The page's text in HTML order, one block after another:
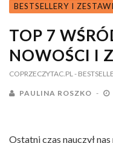
BESTSELLERY I
TOP 7
NOWOŚCI I
COPRZECZYTAC.PL -
PAULINA ROSZKO
Ostatni czas nauczył